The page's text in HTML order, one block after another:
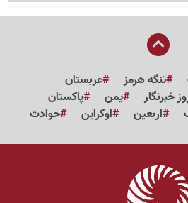
تنگه هرمز
عربستان
خبرنگار یمن
پاکستان
اربعین اوکراین حوادث